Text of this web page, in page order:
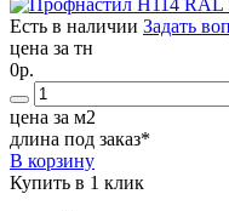
Есть в наличии Задать
цена за тн
0р.
цена за м2
длина под заказ*
В корзину
Купить в 1 клик